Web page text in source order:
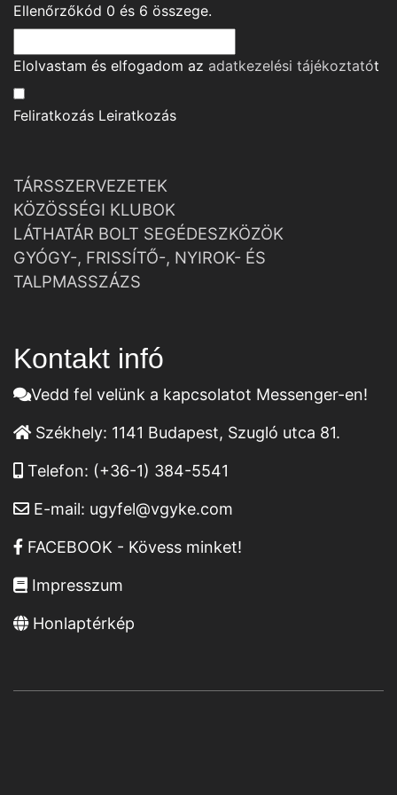
Ellenőrzőkód 0 és 6 összege.
Elolvastam és elfogadom az adatkezelési tájékoztatót
Feliratkozás Leiratkozás
TÁRSSZERVEZETEK
KÖZÖSSÉGI KLUBOK
LÁTHATÁR BOLT SEGÉDESZKÖZÖK
GYÓGY-, FRISSÍTŐ-, NYIROK- ÉS
TALPMASSZÁZS
Kontakt infó
Vedd fel velünk a kapcsolatot Messenger-en!
Székhely: 1141 Budapest, Szugló utca 81.
Telefon: (+36-1) 384-5541
E-mail: ugyfel@vgyke.com
FACEBOOK - Kövess minket!
Impresszum
Honlaptérkép